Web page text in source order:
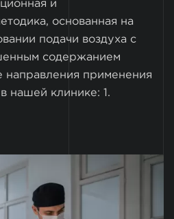
и
основанная на
подачи воздуха с
содержанием
применения
нашей клинике: 1.